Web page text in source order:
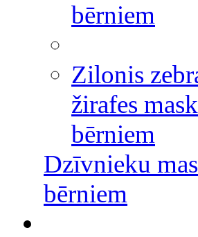
bērniem
Zilonis
žirafes
bērniem
Dzīvnieku
bērniem